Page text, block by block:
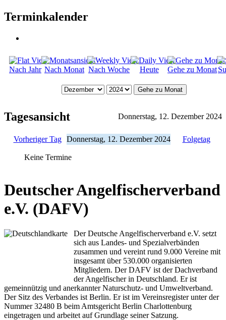
Terminkalender
Nach Jahr Nach Monat Nach Woche Heute Gehe zu Monat
Gehe zu Monat
Tagesansicht Donnerstag, 12. Dezember 2024
Vorheriger Tag Donnerstag, 12. Dezember 2024 Folgetag
Keine Termine
Deutscher Angelfischerverband
e.V. (DAFV)
Der Deutsche Angelfischerverband e.V. setzt
sich aus Landes- und Spezialverbänden
zusammen und vereint rund 9.000 Vereine mit
insgesamt über 530.000 organisierten
Mitgliedern. Der DAFV ist der Dachverband
der Angelfischer in Deutschland. Er ist
gemeinnützig und anerkannter Naturschutz- und Umweltverband.
Der Sitz des Verbandes ist Berlin. Er ist im Vereinsregister unter der
Nummer 32480 B beim Amtsgericht Berlin Charlottenburg
eingetragen und arbeitet auf Grundlage seiner Satzung.